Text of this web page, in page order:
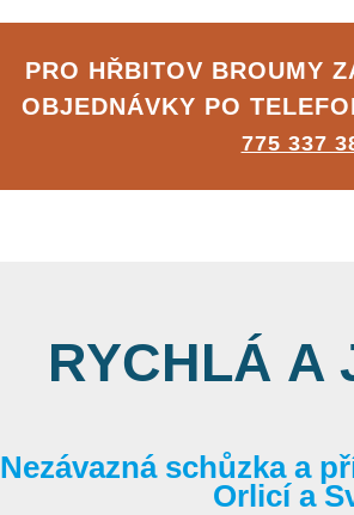
PRO HŘBITOV BROUMY
OBJEDNÁVKY PO
775 337
RYCHLÁ A
Nezávazná schůzka a
Orlicí a